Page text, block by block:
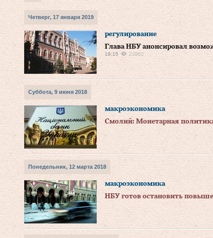
Четверг, 17 января 2019
регулирование
Глава НБУ анонсировал
18:15 23962
Суббота, 9 июня 2018
макроэкономика
Смолий: Монетарная
Понедельник, 12 марта 2018
макроэкономика
НБУ готов остановить